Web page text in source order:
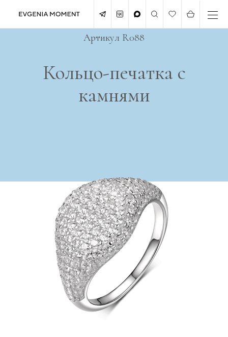
Кольцо-печатка с
камнями
Артикул R088